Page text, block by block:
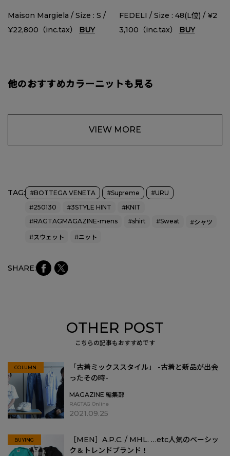
Maison Margiela / Size : S /
¥22,800（inc.tax）
BUY
FEDELI / Size : 48(L位) / ¥2
3,100（inc.tax）
BUY
他のおすすめカラーニットも見る
VIEW MORE
TAG: #BOTTEGA VENETA #Supreme
#URU
#250130
#3STYLE HINT
#KNIT
#RAGTAGMAGAZINE-mens
#shirt #Sweat
#シャツ
#スウェット
#ニット
SHARE:faceb
ookに
Xにシ
ェア
OTHER POST
こちらの記事もおすすめです
COLUMN
「古着ミックススタイル」 -古着と新品が出会
ったその時-
MAGAZINE 編集部
RAGTAG Online
2021.09.25
BUYING
［MEN］A.P.C. / MHL. …etc人気のベーシッ
ク＆トレンドブランド！